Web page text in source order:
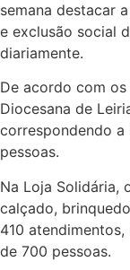
semana destacar
e exclusão social
diariamente.
De acordo com
Diocesana de
correspondendo
pessoas.
Na Loja Solidária,
calçado,
410
de 700 pessoas.